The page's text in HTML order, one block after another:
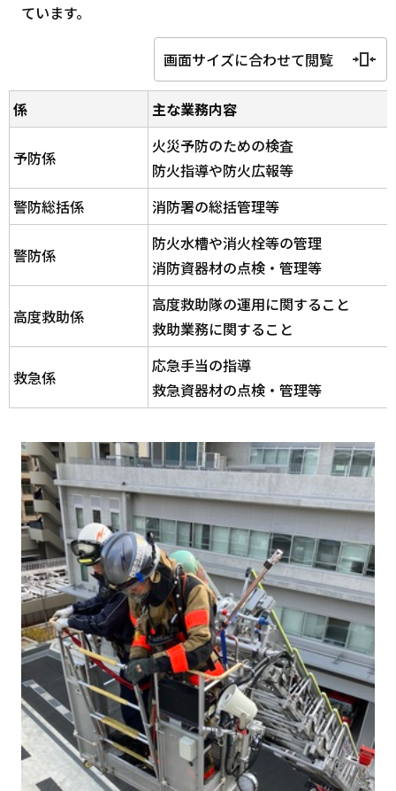
ています。
画面サイズに合わせて閲覧
係 主な業務内容
予防係
火災予防のための検査
防火指導や防火広報等
警防総括係
消防署の総括管理等
警防係
防火水槽や消火栓等の管理
消防資器材の点検・管理等
高度救助係
高度救助隊の運用に関すること
救助業務に関すること
救急係
応急手当の指導
救急資器材の点検・管理等